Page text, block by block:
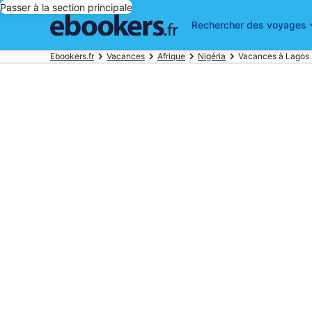
Passer à la section principale
Rechercher des voyages
Ebookers.fr Vacances Afrique Nigéria Vacances à Lagos